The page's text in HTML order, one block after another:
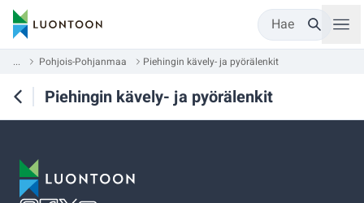
Hae
... Pohjois-Pohjanmaa Piehingin kävely- ja pyörälenkit
Piehingin kävely- ja pyörälenkit